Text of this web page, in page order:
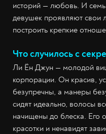
историй — любовь. И
девушек проявляют свои
построить крепкие
Что случилось с
Ли Ён Джун — молодой
корпорации. Он красив,
безупречны, а манеры
сидят идеально, волосы
начищены до блеска.
красотки и ненавидят